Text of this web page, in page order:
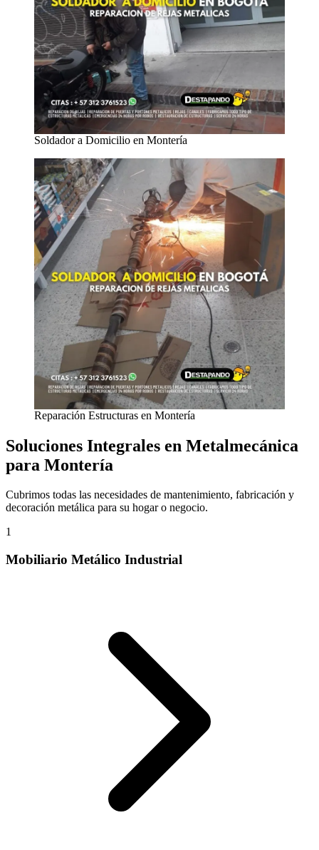
Soldador a Domicilio en Montería
Reparación Estructuras en Montería
Soluciones Integrales en Metalmecánica
para Montería
Cubrimos todas las necesidades de mantenimiento, fabricación y
decoración metálica para su hogar o negocio.
1
Mobiliario Metálico Industrial